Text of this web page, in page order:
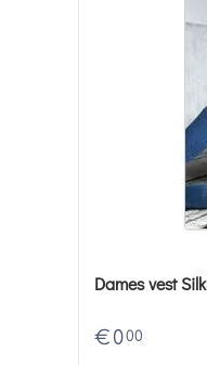
Dames vest
€ 0 00